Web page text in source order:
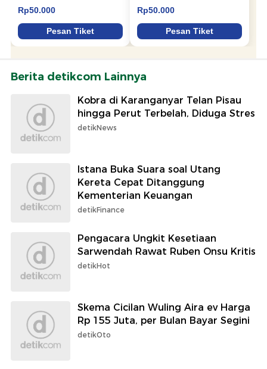
Berita detikcom Lainnya
Kobra di Karanganyar Telan Pisau
hingga Perut Terbelah, Diduga Stres
detikNews
Istana Buka Suara soal Utang
Kereta Cepat Ditanggung
Kementerian Keuangan
detikFinance
Pengacara Ungkit Kesetiaan
Sarwendah Rawat Ruben Onsu Kritis
detikHot
Skema Cicilan Wuling Aira ev Harga
Rp 155 Juta, per Bulan Bayar Segini
detikOto